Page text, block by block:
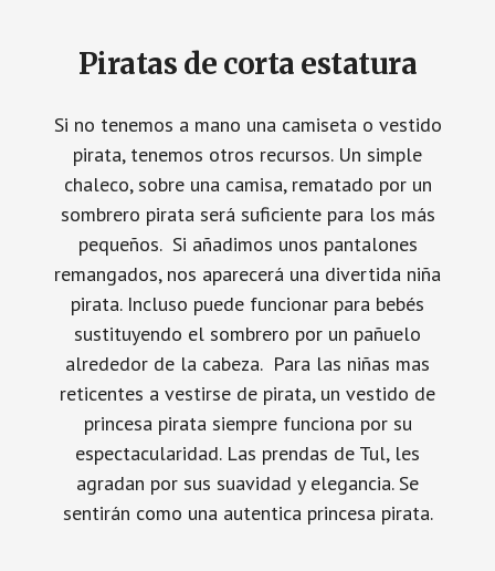
Piratas de corta estatura
Si no tenemos a mano una camiseta o vestido
pirata, tenemos otros recursos. Un simple
chaleco, sobre una camisa, rematado por un
sombrero pirata será suficiente para los más
pequeños. Si añadimos unos pantalones
remangados, nos aparecerá una divertida niña
pirata. Incluso puede funcionar para bebés
sustituyendo el sombrero por un pañuelo
alrededor de la cabeza. Para las niñas mas
reticentes a vestirse de pirata, un vestido de
princesa pirata siempre funciona por su
espectacularidad. Las prendas de Tul, les
agradan por sus suavidad y elegancia. Se
sentirán como una autentica princesa pirata.